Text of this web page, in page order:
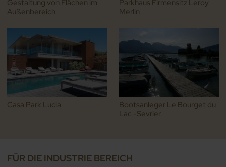
Gestaltung von Flächen im
Außenbereich
Parkhaus Firmensitz Leroy
Merlin
Casa Park Lucia
Bootsanleger Le Bourget du
Lac -Sevrier
FÜR DIE INDUSTRIE BEREICH